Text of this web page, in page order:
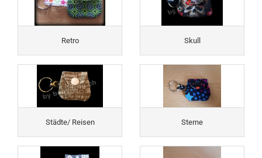
Retro Skull
Städte/ Reisen Sterne